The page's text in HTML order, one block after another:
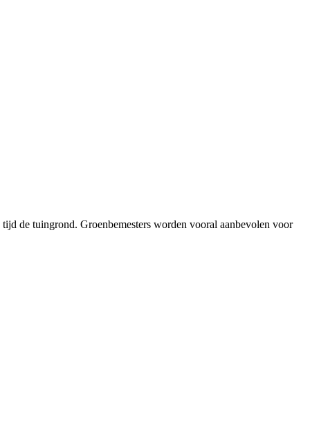
de tuingrond. Groenbemesters worden vooral aanbevolen voor